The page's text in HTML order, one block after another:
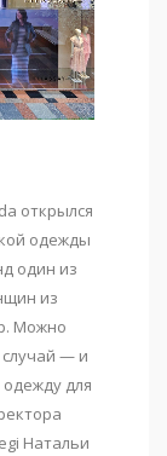
открылся
одежды
один из
из
Можно
— и
для
Натальи